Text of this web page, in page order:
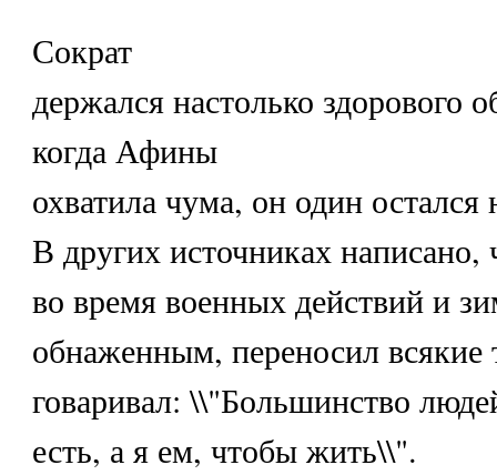
Сократ
держался настолько здорового
когда Афины
охватила чума, он один остался
В других источниках написано,
во время военных действий и
обнаженным, переносил всякие
говаривал: \\"Большинство
есть, а я ем, чтобы жить\\".